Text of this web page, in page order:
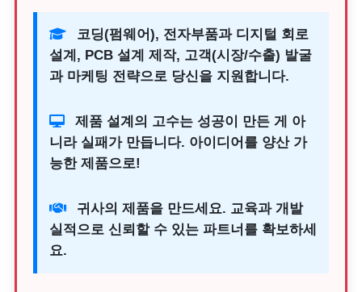
코딩(펌웨어), 전자부품과 디지털 회로
설계, PCB 설계 제작, 고객(시장/수출) 발굴
과 마케팅 전략으로 당신을 지원합니다.
제품 설계의 고수는 성공이 만든 게 아
니라 실패가 만듭니다. 아이디어를 양산 가
능한 제품으로!
귀사의 제품을 만드세요. 교육과 개발
실적으로 신뢰할 수 있는 파트너를 확보하세
요.